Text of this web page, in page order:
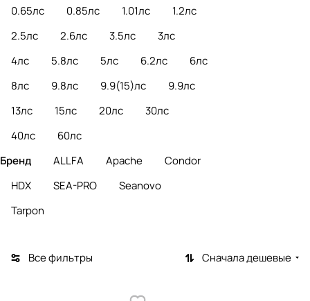
0.65лс
0.85лс 1.01лс
1.2лс
2.5лс
2.6лс 3.5лс
3лс
4лс
5.8лс 5лс 6.2лс
6лс
8лс
9.8лс 9.9(15)лс
9.9лс
13лс
15лс 20лс
30лс
40лс
60лс
Бренд
ALLFA Apache
Condor
HDX
SEA-PRO
Seanovo
Tarpon
Все фильтры Сначала дешевые